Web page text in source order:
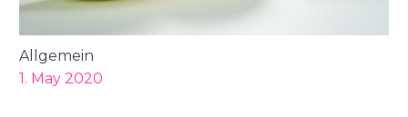
Allgemein
1. May 2020